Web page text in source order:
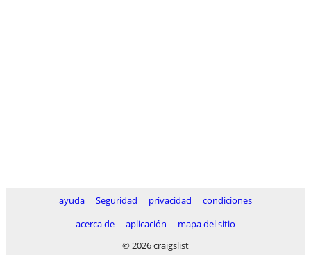
ayuda Seguridad privacidad
condiciones
acerca de
aplicación
mapa del sitio
© 2026 craigslist